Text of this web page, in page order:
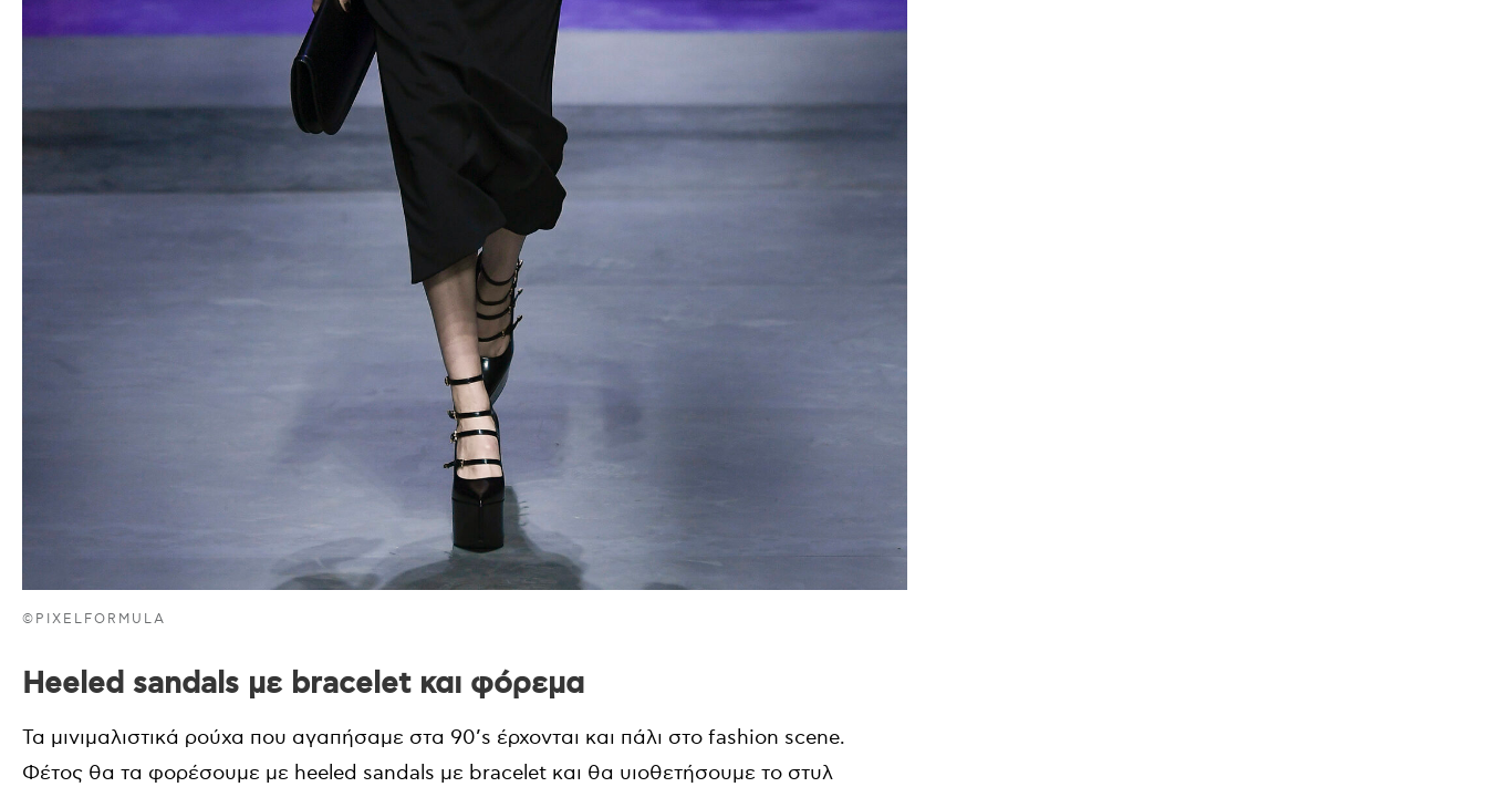
©PIXELFORMULA
Heeled sandals με bracelet και φόρεμα
Τα μινιμαλιστικά ρούχα που αγαπήσαμε στα 90’s έρχονται και πάλι στο fashion scene.
Φέτος θα τα φορέσουμε με heeled sandals με bracelet και θα υιοθετήσουμε το στυλ